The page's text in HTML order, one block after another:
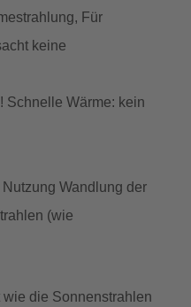
Für
keine
Schnelle Wärme: kein
Wandlung der
(wie
die Sonnenstrahlen